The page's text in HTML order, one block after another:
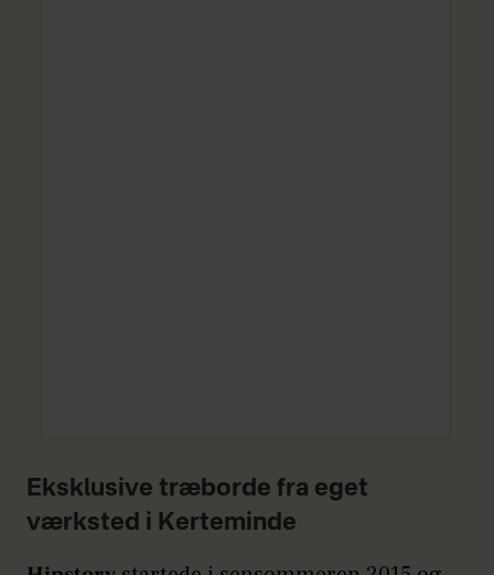
Eksklusive træborde fra eget
værksted i Kerteminde